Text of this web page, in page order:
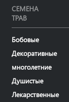
СЕМЕНА
ТРАВ
Бобовые
Декоративные
многолетние
Душистые
Лекарственные